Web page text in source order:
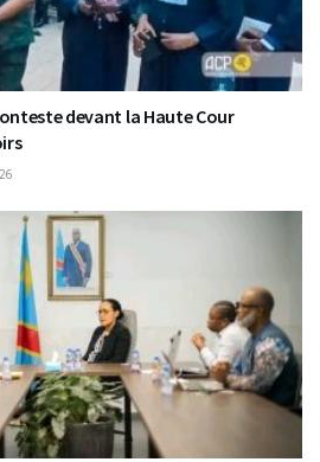
devant la Haute Cour